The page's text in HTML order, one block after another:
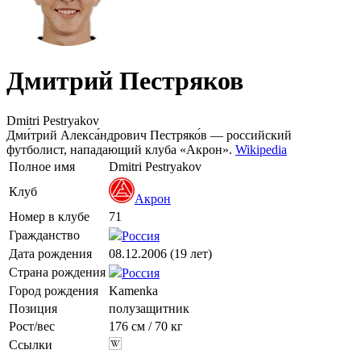
Дмитрий Пестряков
Dmitri Pestryakov
Дми́трий Алекса́ндрович Пестряко́в — российский
футболист, нападающий клуба «Акрон». Wikipedia
Полное имя
Dmitri Pestryakov
Клуб
Акрон
Номер в клубе
71
Гражданство
Россия
Дата рождения
08.12.2006 (19 лет)
Страна рождения
Россия
Город рождения
Kamenka
Позиция
полузащитник
Рост/вес
176 см / 70 кг
Ссылки